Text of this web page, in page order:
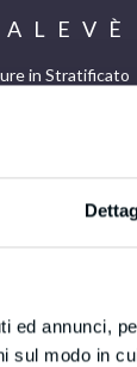
ed annunci,
sul modo in
in Stratificato